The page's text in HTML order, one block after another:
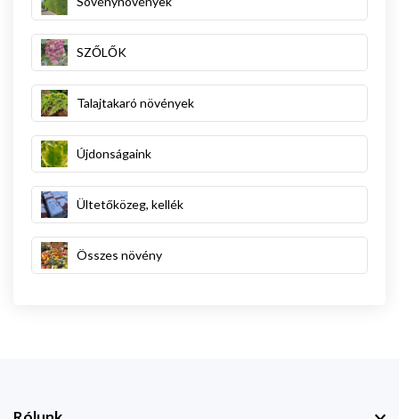
SZŐLŐK
Talajtakaró növények
Újdonságaink
Ültetőközeg, kellék
Összes növény